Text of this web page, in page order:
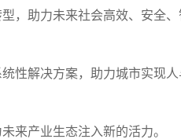
，助力未来社会高效、安全、
性解决方案，助力城市实现人
来产业生态注入新的活力。